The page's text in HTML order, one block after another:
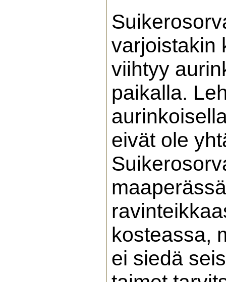
varjoistakin
viihtyy
paikalla.
eivät ole
kosteassa,
ei siedä